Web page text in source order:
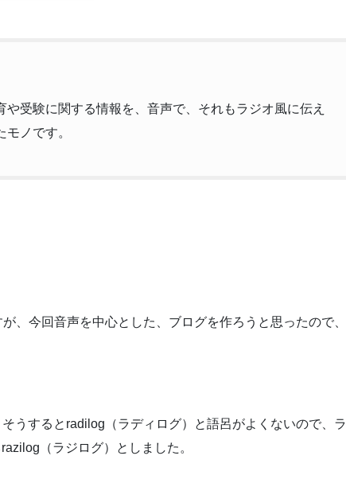
受験に関する情報を、音声で、それもラジオ風に伝え
ノです。
、今回音声を中心とした、ブログを作ろうと思ったので、
うするとradilog（ラディログ）と語呂がよくないので、ラ
（ラジログ）としました。